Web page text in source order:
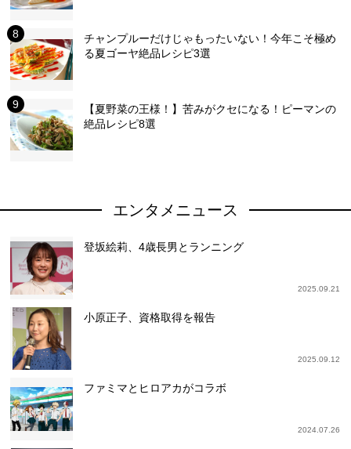
チャンプルーだけじゃもったいない！今年こそ極め
る夏ゴーヤ絶品レシピ3選
【夏野菜の王様！】苦みがクセになる！ピーマンの
絶品レシピ8選
エンタメニュース
登坂絵莉、4歳長男とランニング
2025.09.21
小原正子、資格取得を報告
2025.09.12
ファミマとヒロアカがコラボ
2024.07.26